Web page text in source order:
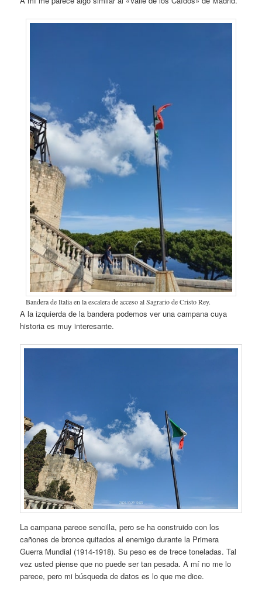
Bandera de Italia en la escalera de acceso al Sagrario de Cristo Rey.
A la izquierda de la bandera podemos ver una campana cuya
historia es muy interesante.
La campana parece sencilla, pero se ha construido con los
cañones de bronce quitados al enemigo durante la Primera
Guerra Mundial (1914-1918). Su peso es de trece toneladas. Tal
vez usted piense que no puede ser tan pesada. A mí no me lo
parece, pero mi búsqueda de datos es lo que me dice.